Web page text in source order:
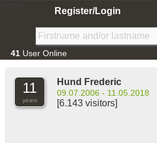
Register/Login
41 User Online
11
years
Hund Frederic
09.07.2006 - 11.05.2018
[6.143 visitors]